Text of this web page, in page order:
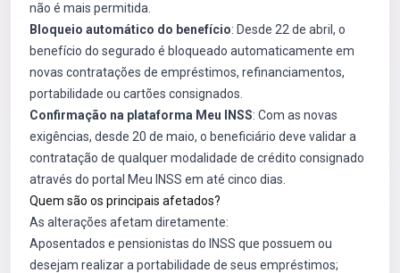
não é mais permitida.
Bloqueio automático do benefício: Desde 22 de abril, o
benefício do segurado é bloqueado automaticamente em
novas contratações de empréstimos, refinanciamentos,
portabilidade ou cartões consignados.
Confirmação na plataforma Meu INSS: Com as novas
exigências, desde 20 de maio, o beneficiário deve validar a
contratação de qualquer modalidade de crédito consignado
através do portal Meu INSS em até cinco dias.
Quem são os principais afetados?
As alterações afetam diretamente:
Aposentados e pensionistas do INSS que possuem ou
desejam realizar a portabilidade de seus empréstimos;